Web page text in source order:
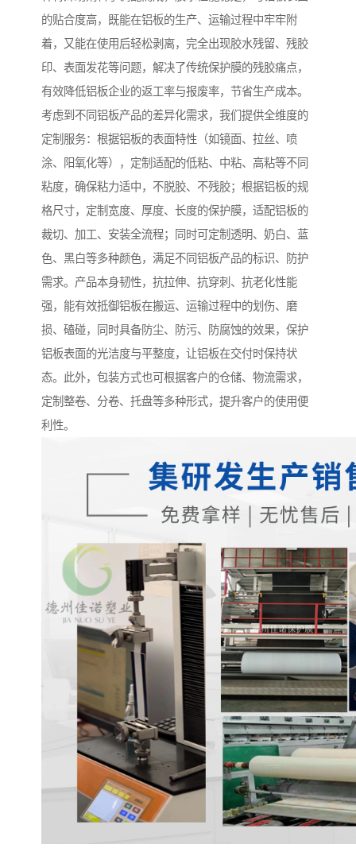
的贴合度高，既能在铝板的生产、运输过程中牢牢附
着，又能在使用后轻松剥离，完全出现胶水残留、残胶
印、表面发花等问题，解决了传统保护膜的残胶痛点，
有效降低铝板企业的返工率与报废率，节省生产成本。
考虑到不同铝板产品的差异化需求，我们提供全维度的
定制服务：根据铝板的表面特性（如镜面、拉丝、喷
涂、阳氧化等），定制适配的低粘、中粘、高粘等不同
粘度，确保粘力适中，不脱胶、不残胶；根据铝板的规
格尺寸，定制宽度、厚度、长度的保护膜，适配铝板的
裁切、加工、安装全流程；同时可定制透明、奶白、蓝
色、黑白等多种颜色，满足不同铝板产品的标识、防护
需求。产品本身韧性，抗拉伸、抗穿刺、抗老化性能
强，能有效抵御铝板在搬运、运输过程中的划伤、磨
损、磕碰，同时具备防尘、防污、防腐蚀的效果，保护
铝板表面的光洁度与平整度，让铝板在交付时保持状
态。此外，包装方式也可根据客户的仓储、物流需求，
定制整卷、分卷、托盘等多种形式，提升客户的使用便
利性。